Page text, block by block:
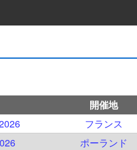
開催地
フランス
ポーランド